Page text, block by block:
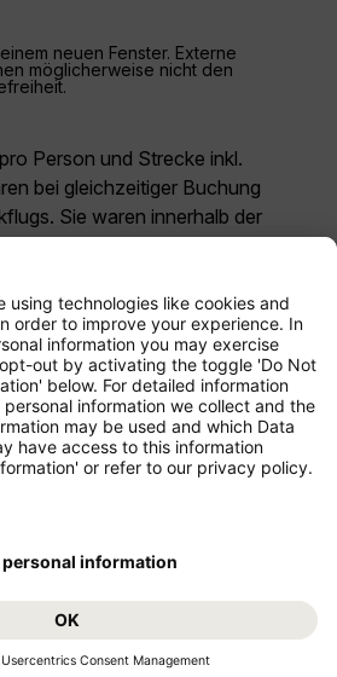
neuen Fenster. Externe
möglicherweise nicht den
Person und Strecke inkl.
bei gleichzeitiger Buchung
Sie waren innerhalb der
mehr aktuell. Bei den für die
Tarifen handelt es
Zero, unsere restriktivste
hierfür zusätzliche Gebühren
oder für andere optionale
Es gelten dieAllgemeinen
.